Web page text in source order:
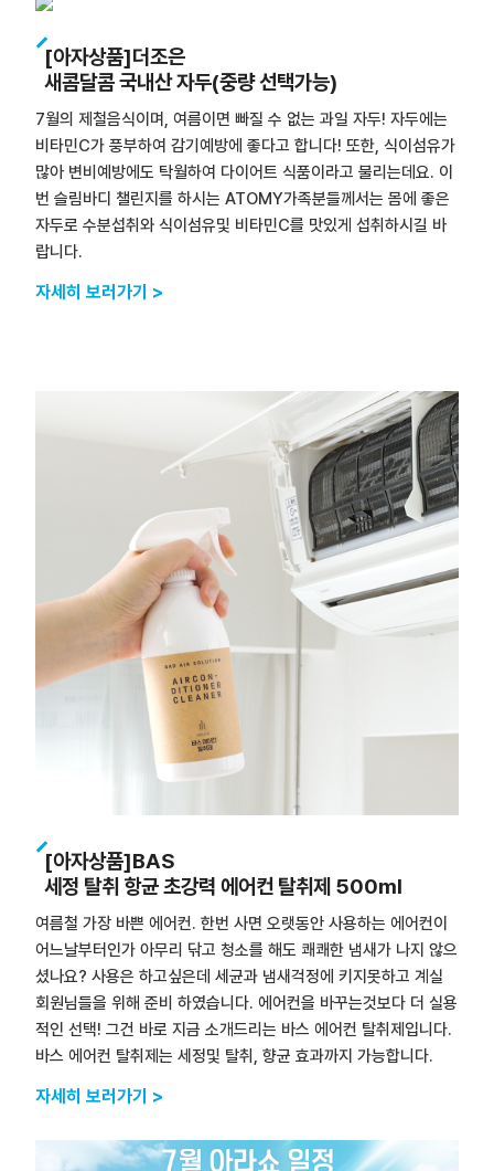
[아자상품]더조은
새콤달콤 국내산 자두(중량 선택가능)
7월의 제철음식이며, 여름이면 빠질 수 없는 과일 자두! 자두에는
비타민C가 풍부하여 감기예방에 좋다고 합니다! 또한, 식이섬유가
많아 변비예방에도 탁월하여 다이어트 식품이라고 불리는데요. 이
번 슬림바디 챌린지를 하시는 ATOMY가족분들께서는 몸에 좋은
자두로 수분섭취와 식이섬유및 비타민C를 맛있게 섭취하시길 바
랍니다.
자세히 보러가기 >
[아자상품]BAS
세정 탈취 항균 초강력 에어컨 탈취제 500ml
여름철 가장 바쁜 에어컨. 한번 사면 오랫동안 사용하는 에어컨이
어느날부터인가 아무리 닦고 청소를 해도 쾌쾌한 냄새가 나지 않으
셨나요? 사용은 하고싶은데 세균과 냄새걱정에 키지못하고 계실
회원님들을 위해 준비 하였습니다. 에어컨을 바꾸는것보다 더 실용
적인 선택! 그건 바로 지금 소개드리는 바스 에어컨 탈취제입니다.
바스 에어컨 탈취제는 세정및 탈취, 향균 효과까지 가능합니다.
자세히 보러가기 >